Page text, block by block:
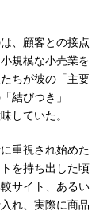
、顧客との接点
規模な小売業を
ちが彼の「主要
結びつき」
していた。
重視され始めた
を持ち出した頃
サイト、あるい
れ、実際に商品